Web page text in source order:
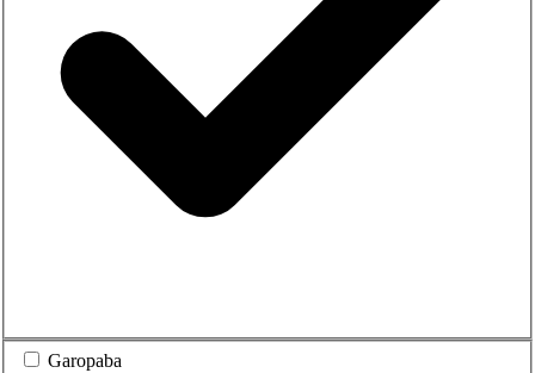
Garopaba